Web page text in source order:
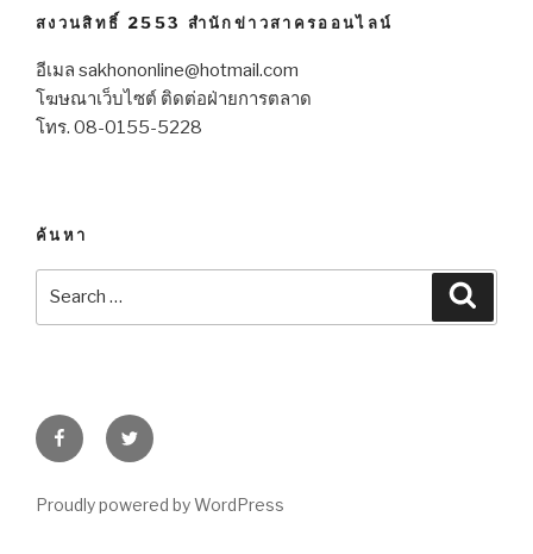
สงวนสิทธิ์ 2553 สำนักข่าวสาครออนไลน์
อีเมล sakhononline@hotmail.com
โฆษณาเว็บไซต์ ติดต่อฝ่ายการตลาด
โทร. 08-0155-5228
ค้นหา
FacebookTwitter
Proudly powered by WordPress